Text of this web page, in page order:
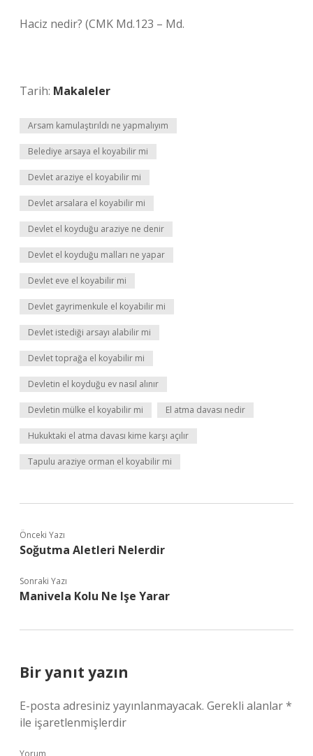
Haciz nedir? (CMK Md.123 – Md.
Tarih: Makaleler
Arsam kamulaştırıldı ne yapmalıyım
Belediye arsaya el koyabilir mi
Devlet araziye el koyabilir mi
Devlet arsalara el koyabilir mi
Devlet el koyduğu araziye ne denir
Devlet el koyduğu malları ne yapar
Devlet eve el koyabilir mi
Devlet gayrimenkule el koyabilir mi
Devlet istediği arsayı alabilir mi
Devlet toprağa el koyabilir mi
Devletin el koyduğu ev nasıl alınır
Devletin mülke el koyabilir mi El atma davası nedir
Hukuktaki el atma davası kime karşı açılır
Tapulu araziye orman el koyabilir mi
Önceki Yazı
Soğutma Aletleri Nelerdir
Sonraki Yazı
Manivela Kolu Ne Işe Yarar
Bir yanıt yazın
E-posta adresiniz yayınlanmayacak. Gerekli alanlar*
ile işaretlenmişlerdir
Yorum